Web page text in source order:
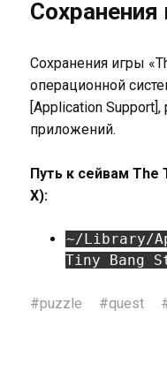
Сохранения
Сохранения игры
операционной
[Application
приложений.
Путь к сейвам The
X):
~/Library/
Tiny Bang
#puzzle #quest